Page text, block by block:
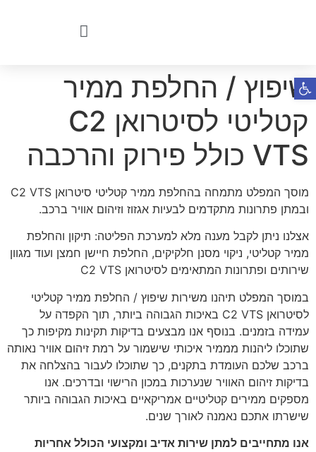
שיפוץ / החלפת ממיר
קטליטי לסיטרואן C2
VTS כולל פירוק והרכבה
מוסך המפלט מתמחה בהחלפת ממיר קטליטי סיטרואן C2 VTS
ובמתן פתרונות מתקדמים לבעיות אגזוז וזיהום אוויר ברכב.
אצלנו ניתן לקבל מענה מלא למערכת הפליטה: תיקון והחלפת
ממיר קטליטי, ניקוי מסנן חלקיקים, החלפת חיישן חמצן ועוד מגוון
שירותים ופתרונות המתאימים לסיטרואן C2 VTS
במוסך המפלט תיהנו משירות שיפוץ / החלפת ממיר קטליטי
לסיטרואן C2 VTS באיכות הגבוהה ביותר, תוך הקפדה על
עמידה בזמנים. בנוסף אנו מבצעים בדיקות תקינות מקיפות כך
שתוכלו ליהנות מממיר איכותי שישמור על רמת זיהום אוויר נאותה
ברכב שלכם העומדת בתקנים, כך שתוכלו לעבור בהצלחה את
בדיקות זיהום האוויר שנערכות במכון הרישוי ובדרכים. אנו
מספקים ממירים קטליטיים אמריקאיים באיכות הגבוהה ביותר
שישרתו אתכם נאמנה לאורך שנים.
אנו מתחייבים למתן שירות אדיב ומקצועי הכולל אחריות
פתח סרגל נגישות